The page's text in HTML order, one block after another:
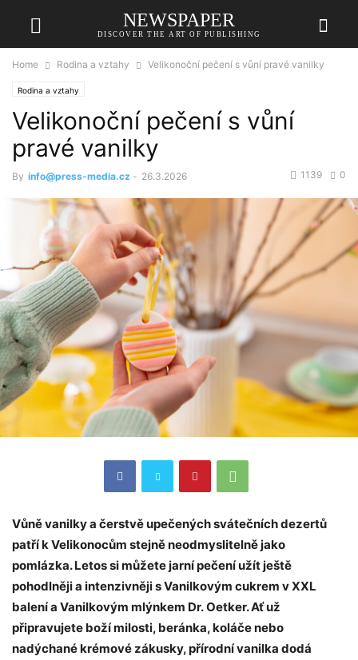
NEWSPAPER
DISCOVER THE ART OF PUBLISHING
Home Rodina a vztahy Velikonoční pečení s vůní pravé vanilky
Rodina a vztahy
Velikonoční pečení s vůní
pravé vanilky
By info@press-media.cz - 26.3.2026 0
1139
Vůně vanilky a čerstvě upečených svátečních dezertů
patří k Velikonocům stejně neodmyslitelně jako
pomlázka. Letos si můžete jarní pečení užít ještě
pohodlněji a intenzivněji s Vanilkovým cukrem v XXL
balení a Vanilkovým mlýnkem Dr. Oetker. Ať už
připravujete boží milosti, beránka, koláče nebo
nadýchané krémové zákusky, přírodní vanilka dodá